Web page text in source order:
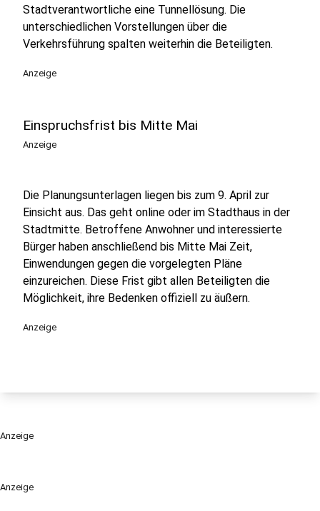
Anzeige
Stadtverantwortliche eine Tunnellösung. Die
unterschiedlichen Vorstellungen über die
Verkehrsführung spalten weiterhin die Beteiligten.
Anzeige
Einspruchsfrist bis Mitte Mai
Anzeige
Die Planungsunterlagen liegen bis zum 9. April zur
Einsicht aus. Das geht online oder im Stadthaus in der
Stadtmitte. Betroffene Anwohner und interessierte
Bürger haben anschließend bis Mitte Mai Zeit,
Einwendungen gegen die vorgelegten Pläne
einzureichen. Diese Frist gibt allen Beteiligten die
Möglichkeit, ihre Bedenken offiziell zu äußern.
Anzeige
Anzeige